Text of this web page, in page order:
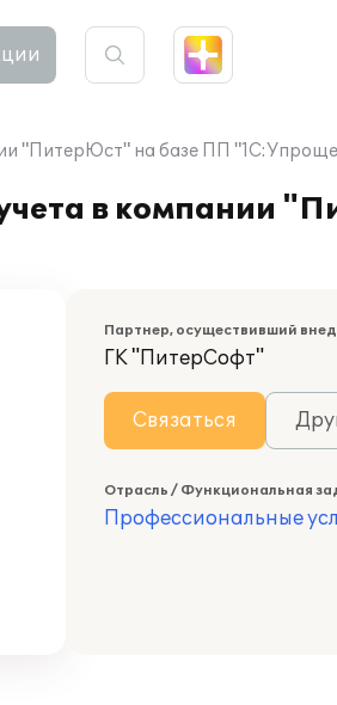
"ПитерЮст" на базе ПП
в компании
Партнер, осуществивший
ГК "ПитерСофт"
Связаться
Отрасль / Функциональная
Профессиональные